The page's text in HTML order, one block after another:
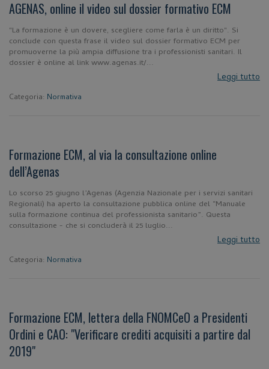
AGENAS, online il video sul dossier formativo ECM
"La formazione è un dovere, scegliere come farla è un diritto". Si
conclude con questa frase il video sul dossier formativo ECM per
promuoverne la più ampia diffusione tra i professionisti sanitari. Il
dossier è online al link www.agenas.it/...
Leggi tutto
Categoria: Normativa
Formazione ECM, al via la consultazione online
dell’Agenas
Lo scorso 25 giugno l’Agenas (Agenzia Nazionale per i servizi sanitari
Regionali) ha aperto la consultazione pubblica online del “Manuale
sulla formazione continua del professionista sanitario”. Questa
consultazione - che si concluderà il 25 luglio...
Leggi tutto
Categoria: Normativa
Formazione ECM, lettera della FNOMCeO a Presidenti
Ordini e CAO: "Verificare crediti acquisiti a partire dal
2019"